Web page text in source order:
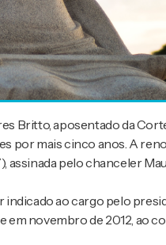
Britto, aposentado da
por mais cinco anos. A
assinada pelo chanceler
ao cargo pelo
novembro de 2012, ao